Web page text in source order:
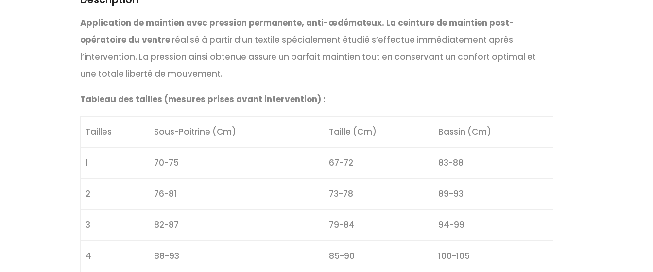
Application de maintien avec pression permanente, anti-œdémateux. La ceinture de maintien post-
opératoire du ventre réalisé à partir d’un textile spécialement étudié s’effectue immédiatement après
l’intervention. La pression ainsi obtenue assure un parfait maintien tout en conservant un confort optimal et
une totale liberté de mouvement.
Tableau des tailles (mesures prises avant intervention) :
Tailles Sous-Poitrine (Cm) Taille (Cm) Bassin (Cm)
1 70-75 67-72 83-88
2 76-81 73-78 89-93
3 82-87 79-84 94-99
4 88-93 85-90 100-105